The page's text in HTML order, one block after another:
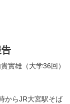
實雄（大学36回）
からJR大宮駅そば